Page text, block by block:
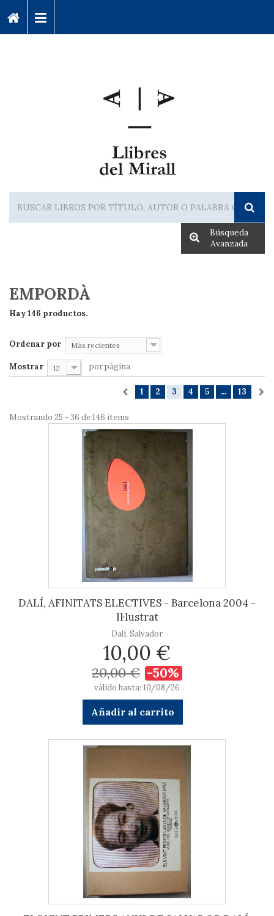
Búsqueda
Avanzada
EMPORDÀ
Hay 146 productos.
Ordenar por Más recientes
Mostrar 12 por página
1 2 3 4 5 ... 13
Mostrando 25 - 36 de 146 items
DALÍ, AFINITATS ELECTIVES - Barcelona 2004 -
Il·lustrat
Dalí, Salvador
10,00 €
20,00 € -50%
válido hasta: 10/08/26
Añadir al carrito